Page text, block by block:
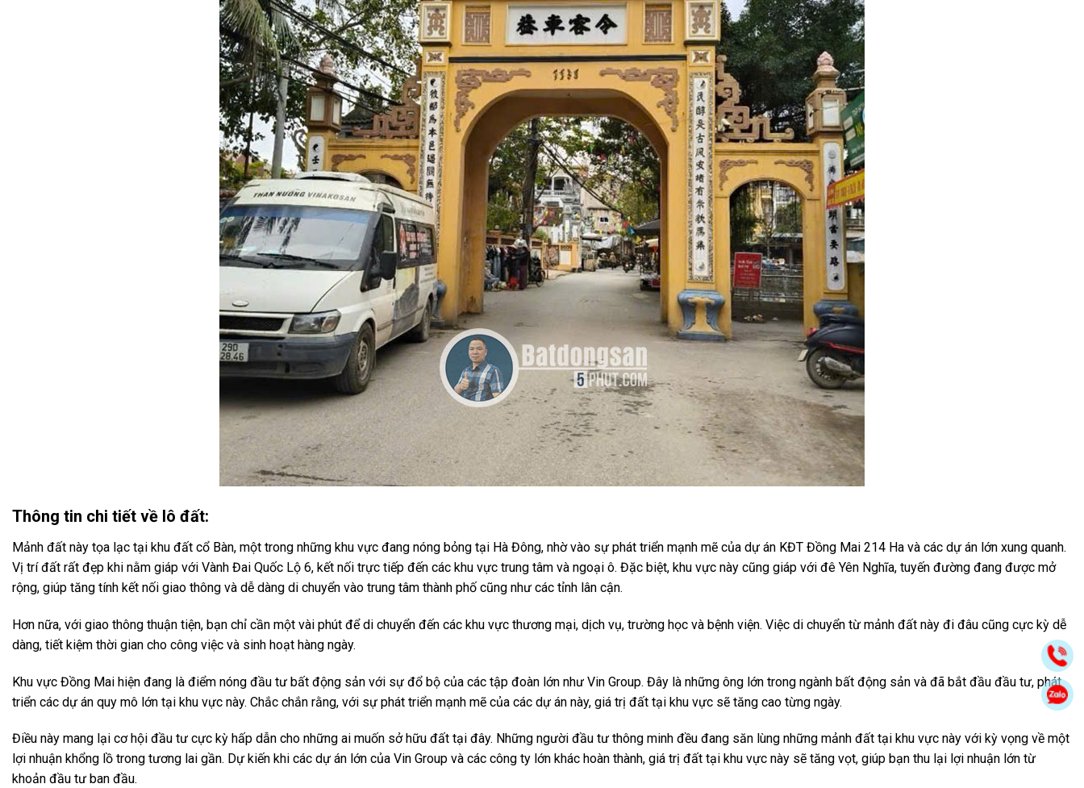
Thông tin chi tiết về lô đất:
Mảnh đất này tọa lạc tại khu đất cổ Bàn, một trong những khu vực đang nóng bỏng tại Hà Đông, nhờ vào sự phát triển mạnh mẽ của dự án KĐT Đồng Mai 214 Ha và các dự án lớn xung quanh.
Vị trí đất rất đẹp khi nằm giáp với Vành Đai Quốc Lộ 6, kết nối trực tiếp đến các khu vực trung tâm và ngoại ô. Đặc biệt, khu vực này cũng giáp với đê Yên Nghĩa, tuyến đường đang được mở
rộng, giúp tăng tính kết nối giao thông và dễ dàng di chuyển vào trung tâm thành phố cũng như các tỉnh lân cận.
Hơn nữa, với giao thông thuận tiện, bạn chỉ cần một vài phút để di chuyển đến các khu vực thương mại, dịch vụ, trường học và bệnh viện. Việc di chuyển từ mảnh đất này đi đâu cũng cực kỳ dễ
dàng, tiết kiệm thời gian cho công việc và sinh hoạt hàng ngày.
Khu vực Đồng Mai hiện đang là điểm nóng đầu tư bất động sản với sự đổ bộ của các tập đoàn lớn như Vin Group. Đây là những ông lớn trong ngành bất động sản và đã bắt đầu đầu tư, phát
triển các dự án quy mô lớn tại khu vực này. Chắc chắn rằng, với sự phát triển mạnh mẽ của các dự án này, giá trị đất tại khu vực sẽ tăng cao từng ngày.
Điều này mang lại cơ hội đầu tư cực kỳ hấp dẫn cho những ai muốn sở hữu đất tại đây. Những người đầu tư thông minh đều đang săn lùng những mảnh đất tại khu vực này với kỳ vọng về một
lợi nhuận khổng lồ trong tương lai gần. Dự kiến khi các dự án lớn của Vin Group và các công ty lớn khác hoàn thành, giá trị đất tại khu vực này sẽ tăng vọt, giúp bạn thu lại lợi nhuận lớn từ
khoản đầu tư ban đầu.